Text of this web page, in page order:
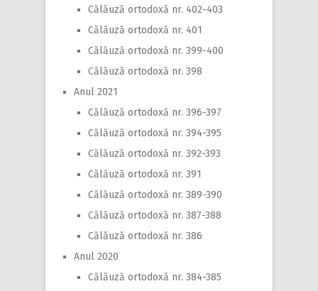
Călăuză ortodoxă nr. 402-403
Călăuză ortodoxă nr. 401
Călăuză ortodoxă nr. 399-400
Călăuză ortodoxă nr. 398
Anul 2021
Călăuză ortodoxă nr. 396-397
Călăuză ortodoxă nr. 394-395
Călăuză ortodoxă nr. 392-393
Călăuză ortodoxă nr. 391
Călăuză ortodoxă nr. 389-390
Călăuză ortodoxă nr. 387-388
Călăuză ortodoxă nr. 386
Anul 2020
Călăuză ortodoxă nr. 384-385